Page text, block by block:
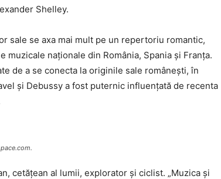
Shelley.
sale se axa mai mult pe un repertoriu romantic,
naționale din România, Spania și Franța.
de a se conecta la originile sale românești, în
și Debussy a fost puternic influențată de recenta
cetățean al lumii, explorator și ciclist. „Muzica și